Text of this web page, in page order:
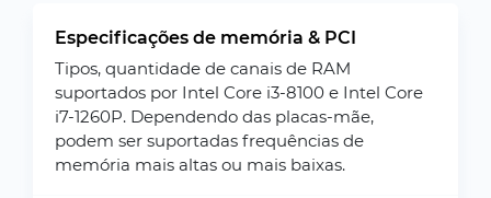
Especificações de memória & PCI
Tipos, quantidade de canais de RAM
suportados por Intel Core i3-8100 e Intel Core
i7-1260P. Dependendo das placas-mãe,
podem ser suportadas frequências de
memória mais altas ou mais baixas.